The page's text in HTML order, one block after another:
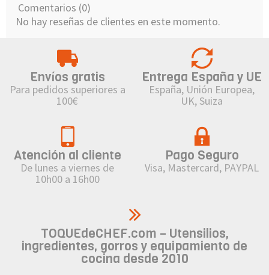
Comentarios (0)
No hay reseñas de clientes en este momento.
Envíos gratis
Para pedidos superiores a
100€
Entrega España y UE
España, Unión Europea,
UK, Suiza
Atención al cliente
De lunes a viernes de
10h00 a 16h00
Pago Seguro
Visa, Mastercard, PAYPAL
TOQUEdeCHEF.com – Utensilios,
ingredientes, gorros y equipamiento de
cocina desde 2010